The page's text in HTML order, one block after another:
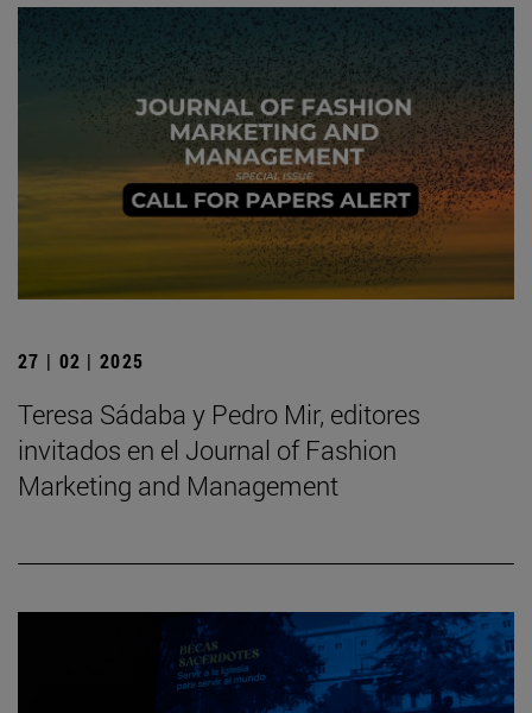
27 | 02 | 2025
Teresa Sádaba y Pedro Mir, editores
invitados en el Journal of Fashion
Marketing and Management